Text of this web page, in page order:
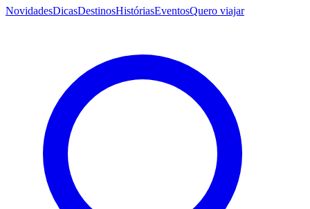
NovidadesDicasDestinosHistóriasEventosQuero viajar